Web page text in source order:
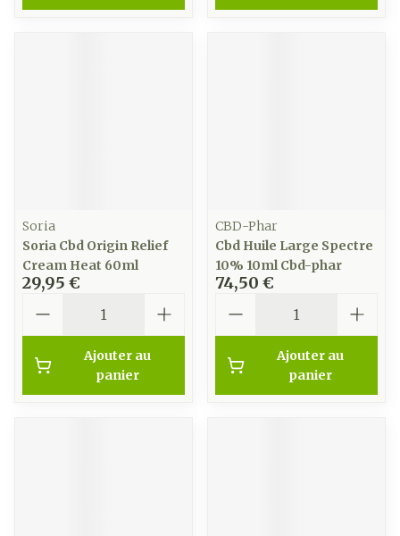
Soria
Soria Cbd Origin Relief
Cream Heat 60ml
29,95 €
Ajouter au
panier
CBD-Phar
Cbd Huile Large Spectre
10% 10ml Cbd-phar
74,50 €
Ajouter au
panier